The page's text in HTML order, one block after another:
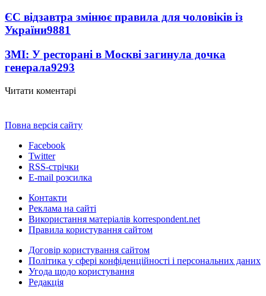
ЄС відзавтра змінює правила для чоловіків із
України9881
ЗМІ: У ресторані в Москві загинула дочка
генерала9293
Читати коментарі
Повна версія сайту
Facebook
Twitter
RSS-стрічки
E-mail розсилка
Контакти
Реклама на сайті
Використання матеріалів korrespondent.net
Правила користування сайтом
Договір користування сайтом
Політика у сфері конфіденційності і персональних даних
Угода щодо користування
Редакція